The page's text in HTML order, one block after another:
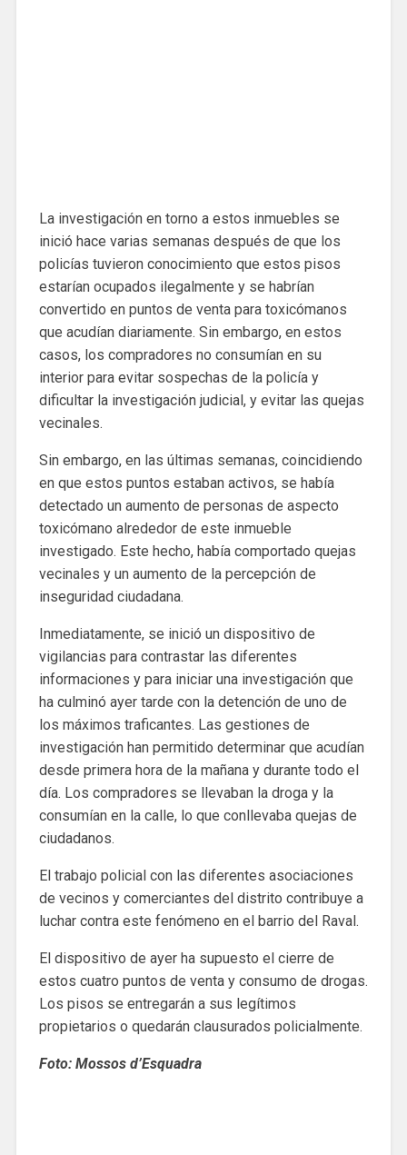
La investigación en torno a estos inmuebles se
inició hace varias semanas después de que los
policías tuvieron conocimiento que estos pisos
estarían ocupados ilegalmente y se habrían
convertido en puntos de venta para toxicómanos
que acudían diariamente. Sin embargo, en estos
casos, los compradores no consumían en su
interior para evitar sospechas de la policía y
dificultar la investigación judicial, y evitar las quejas
vecinales.
Sin embargo, en las últimas semanas, coincidiendo
en que estos puntos estaban activos, se había
detectado un aumento de personas de aspecto
toxicómano alrededor de este inmueble
investigado. Este hecho, había comportado quejas
vecinales y un aumento de la percepción de
inseguridad ciudadana.
Inmediatamente, se inició un dispositivo de
vigilancias para contrastar las diferentes
informaciones y para iniciar una investigación que
ha culminó ayer tarde con la detención de uno de
los máximos traficantes. Las gestiones de
investigación han permitido determinar que acudían
desde primera hora de la mañana y durante todo el
día. Los compradores se llevaban la droga y la
consumían en la calle, lo que conllevaba quejas de
ciudadanos.
El trabajo policial con las diferentes asociaciones
de vecinos y comerciantes del distrito contribuye a
luchar contra este fenómeno en el barrio del Raval.
El dispositivo de ayer ha supuesto el cierre de
estos cuatro puntos de venta y consumo de drogas.
Los pisos se entregarán a sus legítimos
propietarios o quedarán clausurados policialmente.
Foto: Mossos d’Esquadra